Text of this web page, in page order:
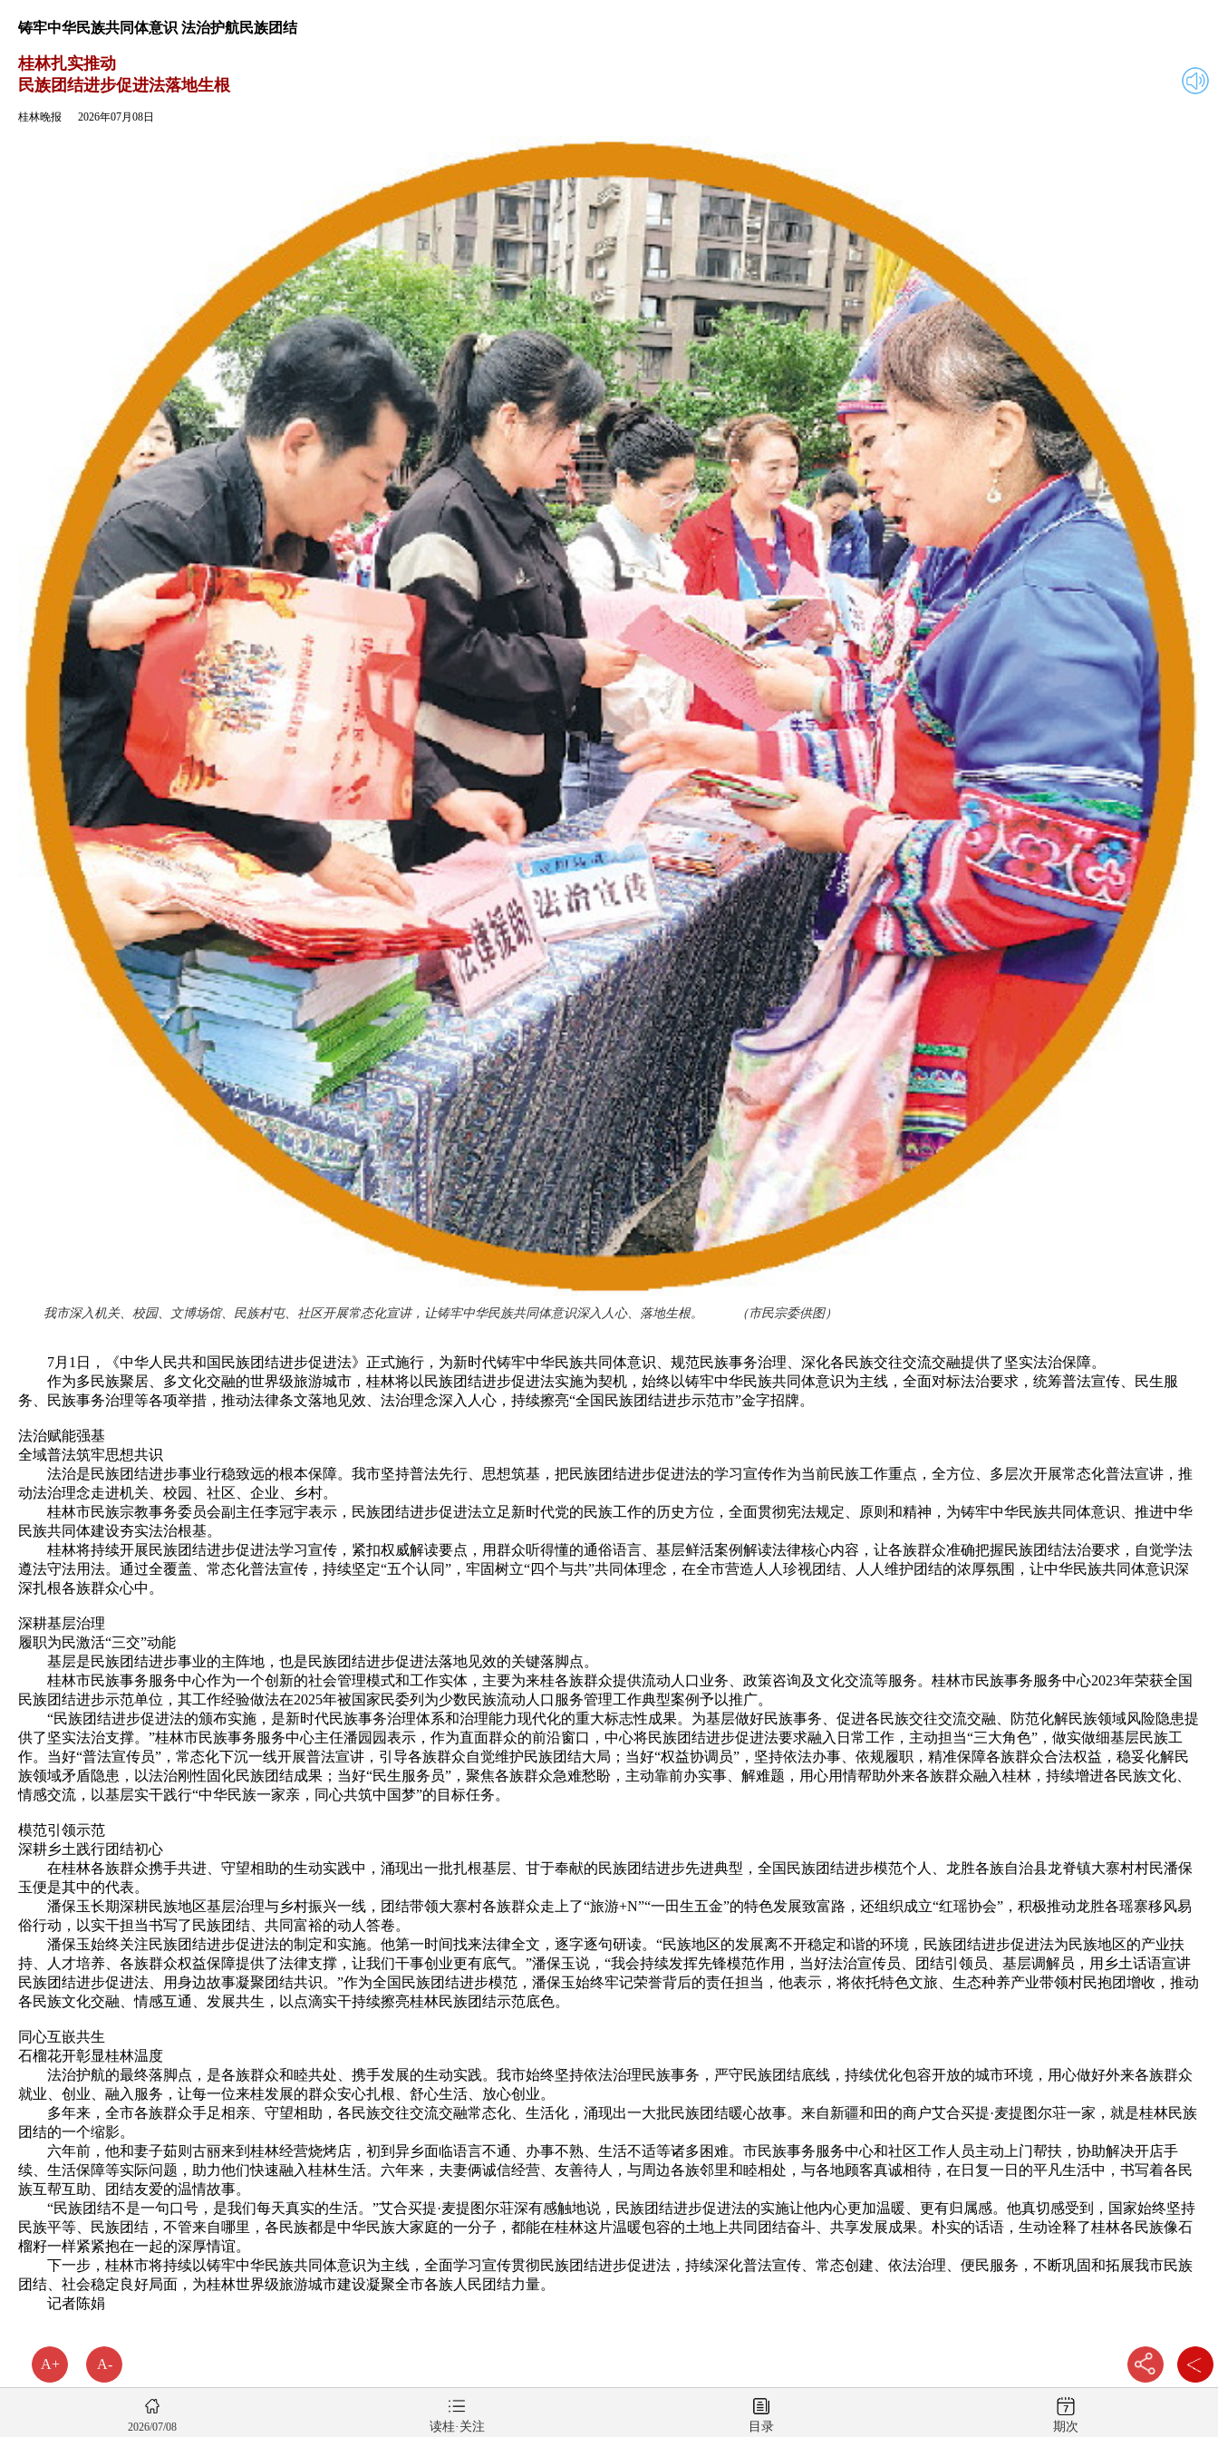
A+ A-
返回
铸牢中华民族共同体意识 法治护航民族团结
桂林扎实推动
民族团结进步促进法落地生根
桂林晚报 2026年07月08日
我市深入机关、校园、文博场馆、民族村屯、社区开展常态化宣讲，让铸牢中华民族共同体意识深入人心、落地生根。 （市民宗委供图）
7月1日，《中华人民共和国民族团结进步促进法》正式施行，为新时代铸牢中华民族共同体意识、规范民族事务治理、深化各民族交往交流交融提供了坚实法治保障。
作为多民族聚居、多文化交融的世界级旅游城市，桂林将以民族团结进步促进法实施为契机，始终以铸牢中华民族共同体意识为主线，全面对标法治要求，统筹普法宣传、民生服
务、民族事务治理等各项举措，推动法律条文落地见效、法治理念深入人心，持续擦亮“全国民族团结进步示范市”金字招牌。
法治赋能强基
全域普法筑牢思想共识
法治是民族团结进步事业行稳致远的根本保障。我市坚持普法先行、思想筑基，把民族团结进步促进法的学习宣传作为当前民族工作重点，全方位、多层次开展常态化普法宣讲，推
动法治理念走进机关、校园、社区、企业、乡村。
桂林市民族宗教事务委员会副主任李冠宇表示，民族团结进步促进法立足新时代党的民族工作的历史方位，全面贯彻宪法规定、原则和精神，为铸牢中华民族共同体意识、推进中华
民族共同体建设夯实法治根基。
桂林将持续开展民族团结进步促进法学习宣传，紧扣权威解读要点，用群众听得懂的通俗语言、基层鲜活案例解读法律核心内容，让各族群众准确把握民族团结法治要求，自觉学法
遵法守法用法。通过全覆盖、常态化普法宣传，持续坚定“五个认同”，牢固树立“四个与共”共同体理念，在全市营造人人珍视团结、人人维护团结的浓厚氛围，让中华民族共同体意识深
深扎根各族群众心中。
深耕基层治理
履职为民激活“三交”动能
基层是民族团结进步事业的主阵地，也是民族团结进步促进法落地见效的关键落脚点。
桂林市民族事务服务中心作为一个创新的社会管理模式和工作实体，主要为来桂各族群众提供流动人口业务、政策咨询及文化交流等服务。桂林市民族事务服务中心2023年荣获全国
民族团结进步示范单位，其工作经验做法在2025年被国家民委列为少数民族流动人口服务管理工作典型案例予以推广。
“民族团结进步促进法的颁布实施，是新时代民族事务治理体系和治理能力现代化的重大标志性成果。为基层做好民族事务、促进各民族交往交流交融、防范化解民族领域风险隐患提
供了坚实法治支撑。”桂林市民族事务服务中心主任潘园园表示，作为直面群众的前沿窗口，中心将民族团结进步促进法要求融入日常工作，主动担当“三大角色”，做实做细基层民族工
作。当好“普法宣传员”，常态化下沉一线开展普法宣讲，引导各族群众自觉维护民族团结大局；当好“权益协调员”，坚持依法办事、依规履职，精准保障各族群众合法权益，稳妥化解民
族领域矛盾隐患，以法治刚性固化民族团结成果；当好“民生服务员”，聚焦各族群众急难愁盼，主动靠前办实事、解难题，用心用情帮助外来各族群众融入桂林，持续增进各民族文化、
情感交流，以基层实干践行“中华民族一家亲，同心共筑中国梦”的目标任务。
模范引领示范
深耕乡土践行团结初心
在桂林各族群众携手共进、守望相助的生动实践中，涌现出一批扎根基层、甘于奉献的民族团结进步先进典型，全国民族团结进步模范个人、龙胜各族自治县龙脊镇大寨村村民潘保
玉便是其中的代表。
潘保玉长期深耕民族地区基层治理与乡村振兴一线，团结带领大寨村各族群众走上了“旅游+N”“一田生五金”的特色发展致富路，还组织成立“红瑶协会”，积极推动龙胜各瑶寨移风易
俗行动，以实干担当书写了民族团结、共同富裕的动人答卷。
潘保玉始终关注民族团结进步促进法的制定和实施。他第一时间找来法律全文，逐字逐句研读。“民族地区的发展离不开稳定和谐的环境，民族团结进步促进法为民族地区的产业扶
持、人才培养、各族群众权益保障提供了法律支撑，让我们干事创业更有底气。”潘保玉说，“我会持续发挥先锋模范作用，当好法治宣传员、团结引领员、基层调解员，用乡土话语宣讲
民族团结进步促进法、用身边故事凝聚团结共识。”作为全国民族团结进步模范，潘保玉始终牢记荣誉背后的责任担当，他表示，将依托特色文旅、生态种养产业带领村民抱团增收，推动
各民族文化交融、情感互通、发展共生，以点滴实干持续擦亮桂林民族团结示范底色。
同心互嵌共生
石榴花开彰显桂林温度
法治护航的最终落脚点，是各族群众和睦共处、携手发展的生动实践。我市始终坚持依法治理民族事务，严守民族团结底线，持续优化包容开放的城市环境，用心做好外来各族群众
就业、创业、融入服务，让每一位来桂发展的群众安心扎根、舒心生活、放心创业。
多年来，全市各族群众手足相亲、守望相助，各民族交往交流交融常态化、生活化，涌现出一大批民族团结暖心故事。来自新疆和田的商户艾合买提·麦提图尔荘一家，就是桂林民族
团结的一个缩影。
六年前，他和妻子茹则古丽来到桂林经营烧烤店，初到异乡面临语言不通、办事不熟、生活不适等诸多困难。市民族事务服务中心和社区工作人员主动上门帮扶，协助解决开店手
续、生活保障等实际问题，助力他们快速融入桂林生活。六年来，夫妻俩诚信经营、友善待人，与周边各族邻里和睦相处，与各地顾客真诚相待，在日复一日的平凡生活中，书写着各民
族互帮互助、团结友爱的温情故事。
“民族团结不是一句口号，是我们每天真实的生活。”艾合买提·麦提图尔荘深有感触地说，民族团结进步促进法的实施让他内心更加温暖、更有归属感。他真切感受到，国家始终坚持
民族平等、民族团结，不管来自哪里，各民族都是中华民族大家庭的一分子，都能在桂林这片温暖包容的土地上共同团结奋斗、共享发展成果。朴实的话语，生动诠释了桂林各民族像石
榴籽一样紧紧抱在一起的深厚情谊。
下一步，桂林市将持续以铸牢中华民族共同体意识为主线，全面学习宣传贯彻民族团结进步促进法，持续深化普法宣传、常态创建、依法治理、便民服务，不断巩固和拓展我市民族
团结、社会稳定良好局面，为桂林世界级旅游城市建设凝聚全市各族人民团结力量。
记者陈娟
2026/07/08 读桂·关注 目录 期次